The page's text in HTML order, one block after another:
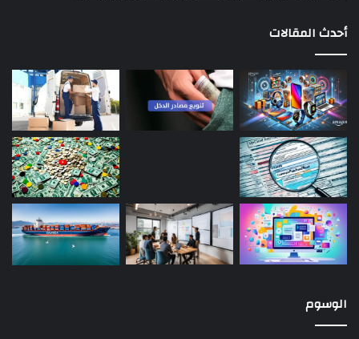
أحدث المقالات
الوسوم